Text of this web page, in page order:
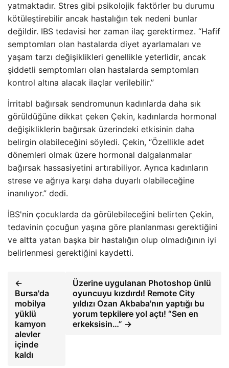
yatmaktadır. Stres gibi psikolojik faktörler bu durumu
kötüleştirebilir ancak hastalığın tek nedeni bunlar
değildir. IBS tedavisi her zaman ilaç gerektirmez. “Hafif
semptomları olan hastalarda diyet ayarlamaları ve
yaşam tarzı değişiklikleri genellikle yeterlidir, ancak
şiddetli semptomları olan hastalarda semptomları
kontrol altına alacak ilaçlar verilebilir.”
İrritabl bağırsak sendromunun kadınlarda daha sık
görüldüğüne dikkat çeken Çekin, kadınlarda hormonal
değişikliklerin bağırsak üzerindeki etkisinin daha
belirgin olabileceğini söyledi. Çekin, “Özellikle adet
dönemleri olmak üzere hormonal dalgalanmalar
bağırsak hassasiyetini artırabiliyor. Ayrıca kadınların
strese ve ağrıya karşı daha duyarlı olabileceğine
inanılıyor.” dedi.
İBS'nin çocuklarda da görülebileceğini belirten Çekin,
tedavinin çocuğun yaşına göre planlanması gerektiğini
ve altta yatan başka bir hastalığın olup olmadığının iyi
belirlenmesi gerektiğini kaydetti.
←
Bursa'da
mobilya
yüklü
kamyon
alevler
içinde
kaldı
Üzerine uygulanan Photoshop ünlü
oyuncuyu kızdırdı! Remote City
yıldızı Ozan Akbaba'nın yaptığı bu
yorum tepkilere yol açtı! “Sen en
erkeksisin…” →